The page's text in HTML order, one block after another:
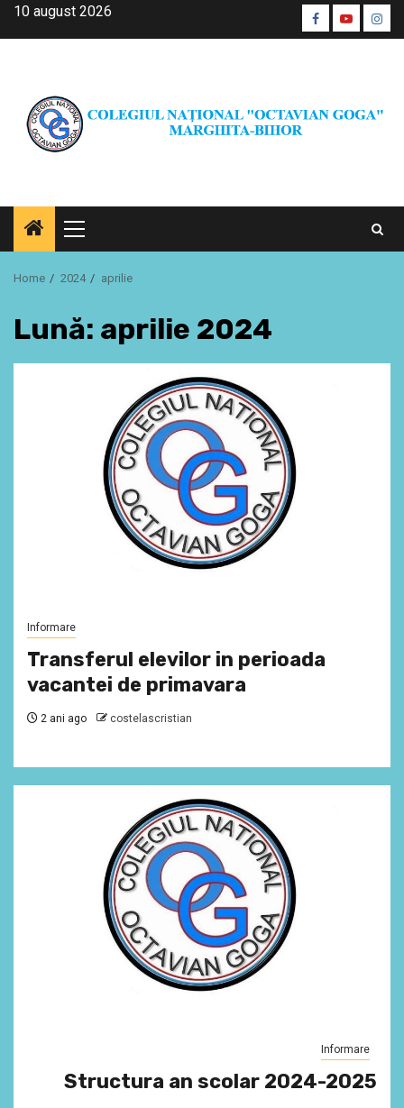
Skip10 august 2026 Facebook
Youtube
CŞE
Primary
Menu
Home 2024 aprilie
Lună: aprilie 2024
Informare
Transferul elevilor in perioada
vacantei de primavara
2 ani ago costelascristian
Informare
Structura an scolar 2024-2025